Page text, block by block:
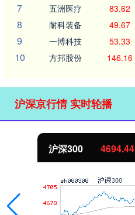
7 五洲医疗 83.62
8 耐科装备 49.67
9 一博科技 53.33
10 方邦股份 146.16
沪深京行情 实时轮播
沪深300 4694.44